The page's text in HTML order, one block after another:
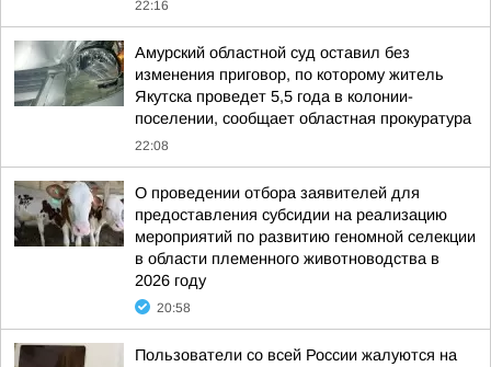
22:16
Амурский областной суд оставил без
изменения приговор, по которому житель
Якутска проведет 5,5 года в колонии-
поселении, сообщает областная прокуратура
22:08
О проведении отбора заявителей для
предоставления субсидии на реализацию
мероприятий по развитию геномной селекции
в области племенного животноводства в
2026 году
20:58
Пользователи со всей России жалуются на